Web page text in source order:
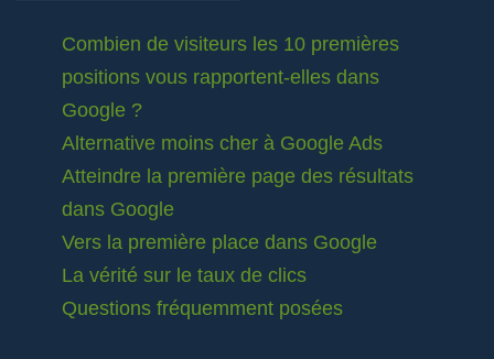
Combien de visiteurs les 10 premières
positions vous rapportent-elles dans
Google ?
Alternative moins cher à Google Ads
Atteindre la première page des résultats
dans Google
Vers la première place dans Google
La vérité sur le taux de clics
Questions fréquemment posées